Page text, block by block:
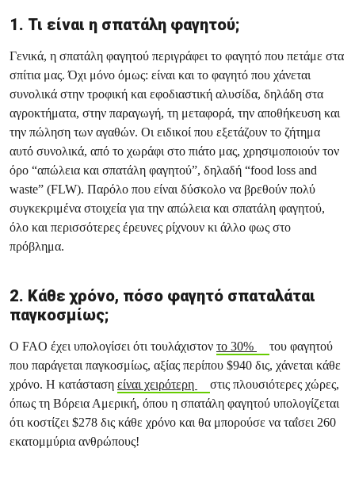
1. Τι είναι η σπατάλη φαγητού;
Γενικά, η σπατάλη φαγητού περιγράφει το φαγητό που πετάμε στα
σπίτια μας. Όχι μόνο όμως: είναι και το φαγητό που χάνεται
συνολικά στην τροφική και εφοδιαστική αλυσίδα, δηλάδη στα
αγροκτήματα, στην παραγωγή, τη μεταφορά, την αποθήκευση και
την πώληση των αγαθών. Οι ειδικοί που εξετάζουν το ζήτημα
αυτό συνολικά, από το χωράφι στο πιάτο μας, χρησιμοποιούν τον
όρο “απώλεια και σπατάλη φαγητού”, δηλαδή “food loss and
waste” (FLW). Παρόλο που είναι δύσκολο να βρεθούν πολύ
συγκεκριμένα στοιχεία για την απώλεια και σπατάλη φαγητού,
όλο και περισσότερες έρευνες ρίχνουν κι άλλο φως στο
πρόβλημα.
2. Κάθε χρόνο, πόσο φαγητό σπαταλάται
παγκοσμίως;
Ο FAO έχει υπολογίσει ότι τουλάχιστον το 30%
του φαγητού
που παράγεται παγκοσμίως, αξίας περίπου $940 δις, χάνεται κάθε
χρόνο. Η κατάσταση είναι χειρότερη
στις πλουσιότερες χώρες,
όπως τη Βόρεια Αμερική, όπου η σπατάλη φαγητού υπολογίζεται
ότι κοστίζει $278 δις κάθε χρόνο και θα μπορούσε να ταΐσει 260
εκατομμύρια ανθρώπους!